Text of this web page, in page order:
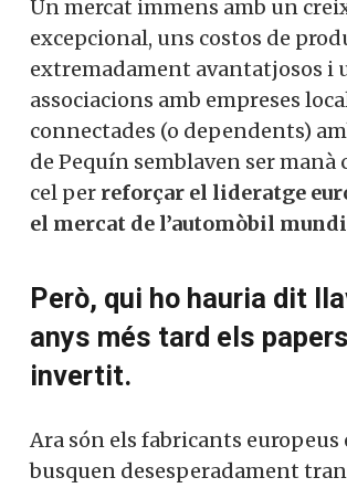
Un mercat immens amb un
excepcional, uns costos de
extremadament avantatjosos i
associacions amb empreses
connectades (o dependents)
de Pequín semblaven ser manà
cel per reforçar el lideratge
el mercat de l’automòbil
Però, qui ho hauria dit
anys més tard els
invertit.
Ara són els fabricants europeus
busquen desesperadament